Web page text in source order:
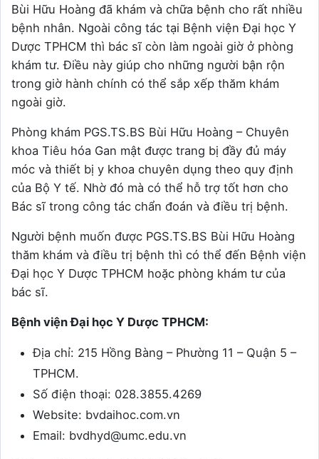
Bùi Hữu Hoàng đã khám và chữa bệnh cho rất nhiều
bệnh nhân. Ngoài công tác tại Bệnh viện Đại học Y
Dược TPHCM thì bác sĩ còn làm ngoài giờ ở phòng
khám tư. Điều này giúp cho những người bận rộn
trong giờ hành chính có thể sắp xếp thăm khám
ngoài giờ.
Phòng khám PGS.TS.BS Bùi Hữu Hoàng – Chuyên
khoa Tiêu hóa Gan mật được trang bị đầy đủ máy
móc và thiết bị y khoa chuyên dụng theo quy định
của Bộ Y tế. Nhờ đó mà có thể hỗ trợ tốt hơn cho
Bác sĩ trong công tác chẩn đoán và điều trị bệnh.
Người bệnh muốn được PGS.TS.BS Bùi Hữu Hoàng
thăm khám và điều trị bệnh thì có thể đến Bệnh viện
Đại học Y Dược TPHCM hoặc phòng khám tư của
bác sĩ.
Bệnh viện Đại học Y Dược TPHCM:
Địa chỉ: 215 Hồng Bàng – Phường 11 – Quận 5 –
TPHCM.
Số điện thoại: 028.3855.4269
Website: bvdaihoc.com.vn
Email: bvdhyd@umc.edu.vn